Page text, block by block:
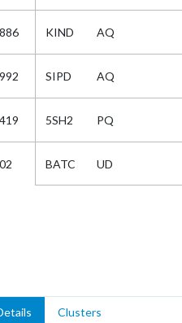
KIND AQ
SIPD AQ
5SH2 PQ
BATC UD
Clusters